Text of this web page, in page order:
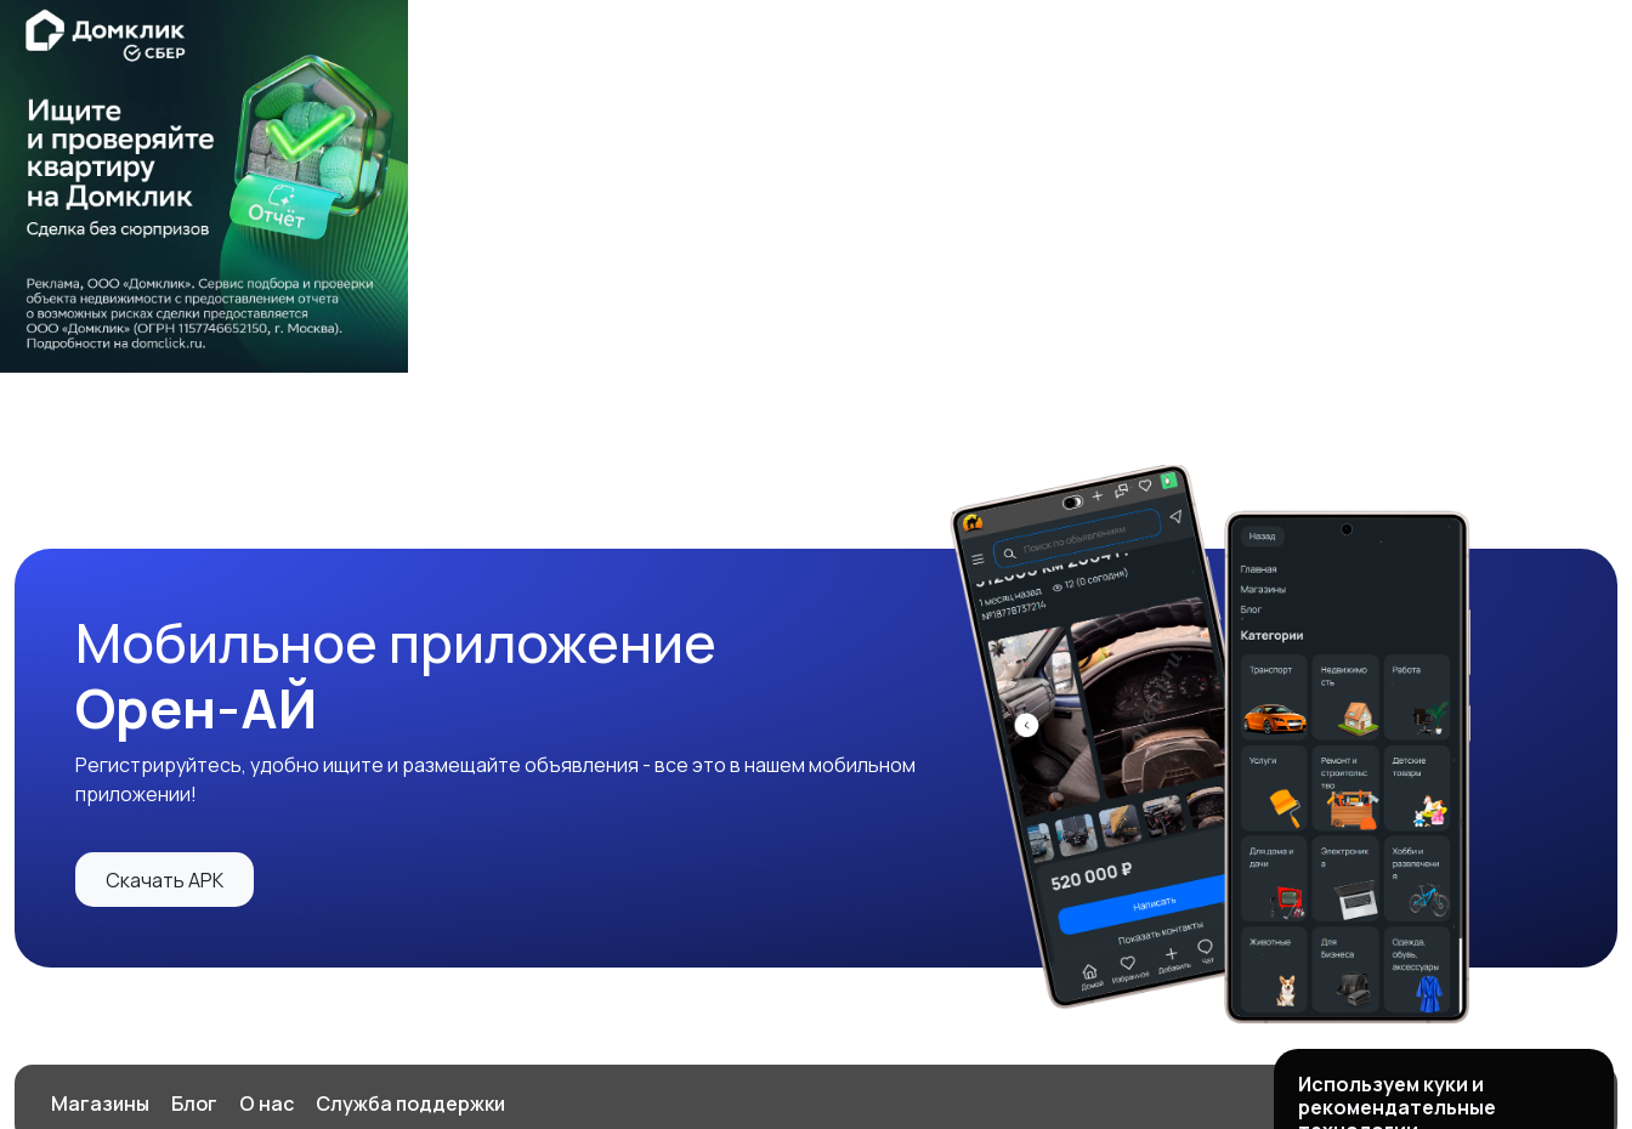
Мобильное приложение
Орен-АЙ
Регистрируйтесь, удобно ищите и размещайте объявления - все это в нашем мобильном
приложении!
Скачать APK
Магазины Блог О нас Служба поддержки
Используем куки и
рекомендательные